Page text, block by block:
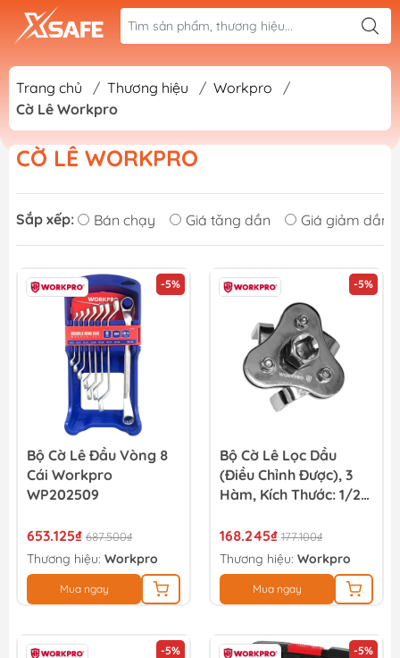
Trang chủ / Thương hiệu / Workpro
/
Cờ Lê Workpro
CỜ LÊ WORKPRO
Sắp xếp: Bán chạy Giá tăng dần Giá giảm dần
-5%
Bộ Cờ Lê Đầu Vòng 8
Cái Workpro
WP202509
653.125₫ 687.500₫
Thương hiệu: Workpro
Mua ngay
-5%
Bộ Cờ Lê Lọc Dầu
(điều Chỉnh Được), 3
Hàm, Kích Thước: 1/2
WP319011
168.245₫ 177.100₫
Thương hiệu: Workpro
Mua ngay
-5% -5%